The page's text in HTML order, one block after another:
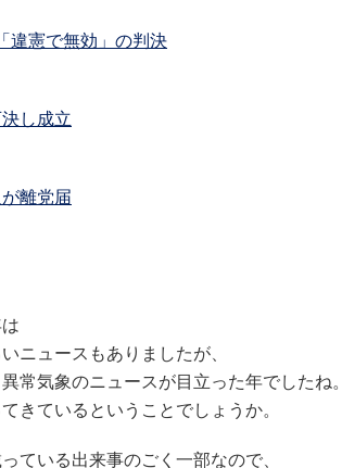
違憲で無効」の判決
し成立
離党届
ニュースもありましたが、
常気象のニュースが目立った年でしたね。
きているということでしょうか。
ている出来事のごく一部なので、